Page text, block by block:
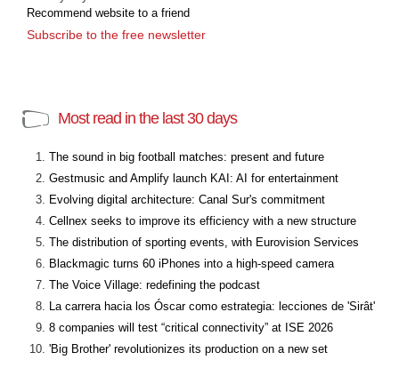
Recommend website to a friend
Subscribe to the free newsletter
Most read in the last 30 days
The sound in big football matches: present and future
Gestmusic and Amplify launch KAI: AI for entertainment
Evolving digital architecture: Canal Sur's commitment
Cellnex seeks to improve its efficiency with a new structure
The distribution of sporting events, with Eurovision Services
Blackmagic turns 60 iPhones into a high-speed camera
The Voice Village: redefining the podcast
La carrera hacia los Óscar como estrategia: lecciones de 'Sirât'
8 companies will test “critical connectivity” at ISE 2026
'Big Brother' revolutionizes its production on a new set